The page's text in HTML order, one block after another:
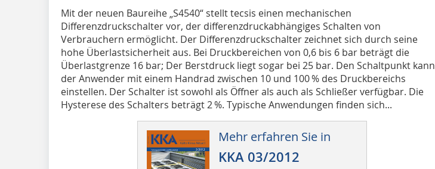
Mit der neuen Baureihe „S4540“ stellt tecsis einen mechanischen
Differenzdruckschalter vor, der differenzdruckabhängiges Schalten von
Verbrauchern ermög­licht. Der Differenzdruckschalter zeichnet sich durch seine
hohe Überlastsicherheit aus. Bei Druckbereichen von 0,6 bis 6 bar beträgt die
Überlastgrenze 16 bar; Der Berstdruck liegt sogar bei 25 bar. Den Schaltpunkt kann
der Anwender mit einem Handrad zwischen 10 und 100 % des Druckbereichs
einstellen. Der Schalter ist sowohl als Öffner als auch als Schließer verfügbar. Die
Hysterese des Schalters beträgt 2 %. Typische Anwendungen finden sich...
Mehr erfahren Sie in
KKA 03/2012